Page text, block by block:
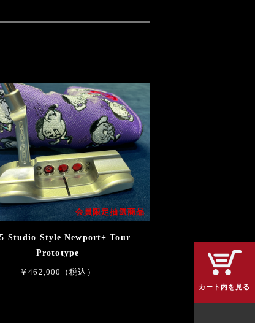
カート内を見る
会員限定抽選商品
Studio Style Newport+ Tour
Prototype
￥462,000（税込）